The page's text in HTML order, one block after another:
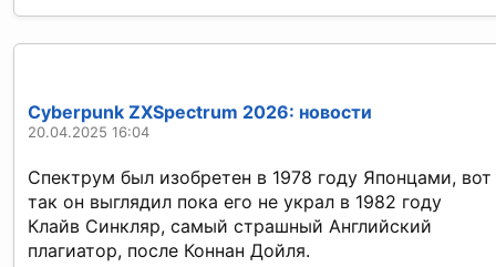
Cyberpunk ZXSpectrum 2026: новости
20.04.2025 16:04
Спектрум был изобретен в 1978 году Японцами, вот
так он выглядил пока его не украл в 1982 году
Клайв Синкляр, самый страшный Английский
плагиатор, после Коннан Дойля.